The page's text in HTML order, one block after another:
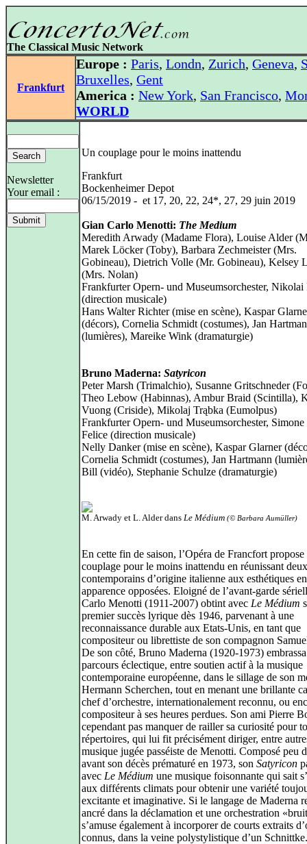
The Classical Music Network
Frankfurt
Europe : Paris, Londn, Zurich, Geneva,
Bruxelles, Gent
America : New York, San Francisco,
WORLD
Newsletter
Your email :
Un couplage pour le moins inattendu
Frankfurt
Bockenheimer Depot
06/15/2019 - et 17, 20, 22, 24*, 27, 29 juin 2019
Gian Carlo Menotti: The Medium
Meredith Arwady (Madame Flora), Louise Alder
Marek Löcker (Toby), Barbara Zechmeister (Mrs.
Gobineau), Dietrich Volle (Mr. Gobineau), Kelsey
(Mrs. Nolan)
Frankfurter Opern- und Museumsorchester, Nikolai
(direction musicale)
Hans Walter Richter (mise en scène), Kaspar
(décors), Cornelia Schmidt (costumes), Jan
(lumières), Mareike Wink (dramaturgie)
Bruno Maderna: Satyricon
Peter Marsh (Trimalchio), Susanne Gritschneder
Theo Lebow (Habinnas), Ambur Braid (Scintilla),
Vuong (Criside), Mikolaj Trąbka (Eumolpus)
Frankfurter Opern- und Museumsorchester,
Felice (direction musicale)
Nelly Danker (mise en scène), Kaspar Glarner
Cornelia Schmidt (costumes), Jan Hartmann
Bill (vidéo), Stephanie Schulze (dramaturgie)
M. Arwady et L. Alder dans Le Médium (© Barbara Aumüller)
En cette fin de saison, l’Opéra de Francfort propose
couplage pour le moins inattendu en réunissant deux
contemporains d’origine italienne aux esthétiques en
apparence opposées. Eloigné de l’avant-garde
Carlo Menotti (1911-2007) obtint avec Le Médium
premier succès lyrique dès 1946, parvenant à une
reconnaissance durable aux Etats-Unis, en tant que
compositeur ou librettiste de son compagnon
De son côté, Bruno Maderna (1920-1973)
parcours éclectique, entre soutien actif à la musique
contemporaine européenne, dans le sillage de son
Hermann Scherchen, tout en menant une brillante
chef d’orchestre, internationalement reconnu, ou
compositeur à ses heures perdues. Son ami Pierre
cependant pas manquer de railler sa curiosité pour
répertoires, qui lui fit précisément diriger, entre
musique jugée passéiste de Menotti. Composé peu
avant son décès prématuré en 1973, son Satyricon
avec Le Médium une musique foisonnante qui sait
aux différents climats pour obtenir une variété
excitante et imaginative. Si le langage de Maderna
ancré dans la déclamation et une orchestration
s’amuse également à incorporer de courts extraits
connus, dans la veine polystylistique d’un Schnittke.